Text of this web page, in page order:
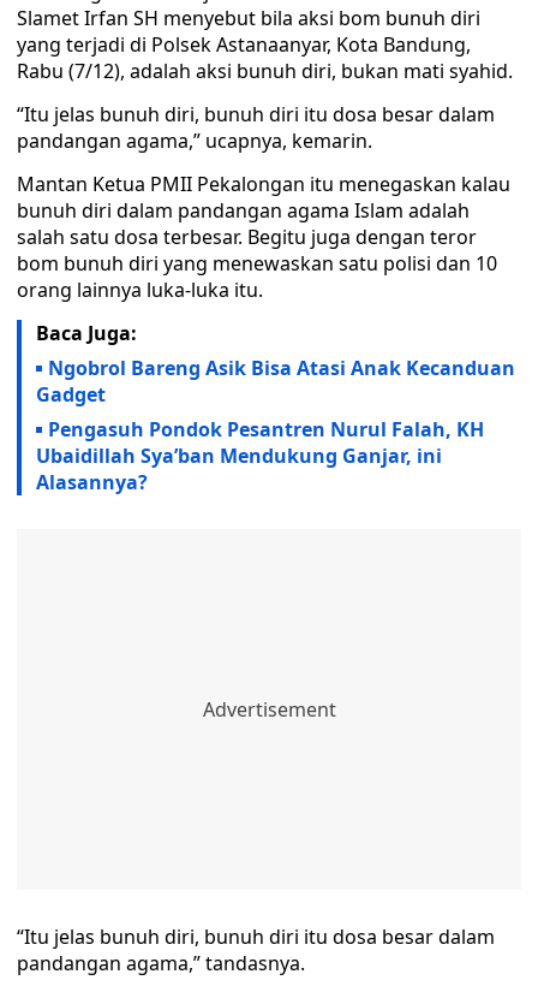
Slamet Irfan SH menyebut bila aksi bom bunuh diri
yang terjadi di Polsek Astanaanyar, Kota Bandung,
Rabu (7/12), adalah aksi bunuh diri, bukan mati syahid.
“Itu jelas bunuh diri, bunuh diri itu dosa besar dalam
pandangan agama,” ucapnya, kemarin.
Mantan Ketua PMII Pekalongan itu menegaskan kalau
bunuh diri dalam pandangan agama Islam adalah
salah satu dosa terbesar. Begitu juga dengan teror
bom bunuh diri yang menewaskan satu polisi dan 10
orang lainnya luka-luka itu.
Baca Juga:
Ngobrol Bareng Asik Bisa Atasi Anak Kecanduan
Gadget
Pengasuh Pondok Pesantren Nurul Falah, KH
Ubaidillah Sya’ban Mendukung Ganjar, ini
Alasannya?
“Itu jelas bunuh diri, bunuh diri itu dosa besar dalam
pandangan agama,” tandasnya.